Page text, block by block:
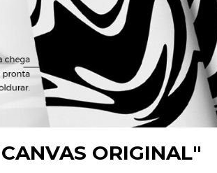
ORIGINAL"